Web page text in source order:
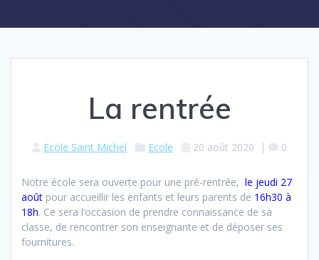
La rentrée
Ecole Saint Michel Ecole 20 août 2020 | 0
Notre école sera ouverte pour une pré-rentrée, le jeudi 27
août pour accueillir les enfants et leurs parents de 16h30 à
18h. Ce sera l’occasion de prendre connaissance de sa
classe, de rencontrer son enseignante et de déposer ses
fournitures.